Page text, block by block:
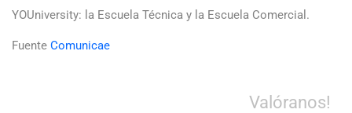
YOUniversity: la Escuela Técnica y la Escuela Comercial.
Fuente Comunicae
Valóranos!